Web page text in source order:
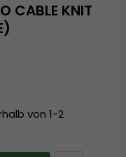
CABLE KNIT
von 1-2